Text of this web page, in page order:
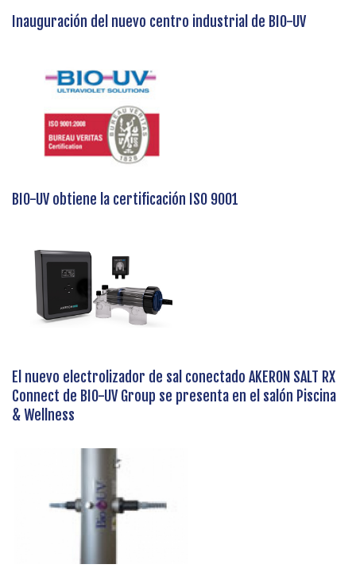
Inauguración del nuevo centro industrial de BIO-UV
BIO-UV obtiene la certificación ISO 9001
El nuevo electrolizador de sal conectado AKERON SALT RX
Connect de BIO-UV Group se presenta en el salón Piscina
& Wellness